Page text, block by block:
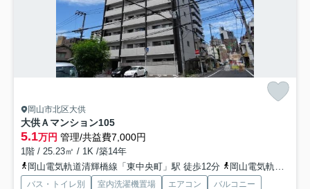
岡山市北区大供
大供Ａマンション105
5.1万円 管理/共益費7,000円
1階 / 25.23㎡ / 1K /築14年
岡山電気軌道清輝橋線「東中央町」駅 徒歩12分
岡山電気軌道清輝橋線「大雲寺前」駅 徒歩14分
バス・トイレ別 室内洗濯機置場 エアコン
バルコニー